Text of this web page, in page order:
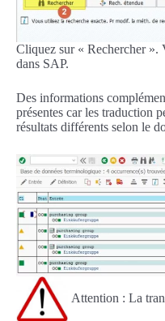
Cliquez sur « Rechercher ».
dans SAP.
Des informations
présentes car les traduction
résultats différents selon le
Attention : La